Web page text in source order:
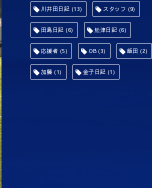
川井田日記 (13) スタッフ (9)
田島日記 (6) 舩津日記 (6)
応援者 (5) OB(3) 飯田 (2)
加藤 (1) 金子日記 (1)